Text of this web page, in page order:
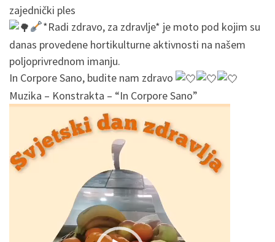
zajednički ples
*Radi zdravo, za zdravlje* je moto pod kojim su
danas provedene hortikulturne aktivnosti na našem
poljoprivrednom imanju.
In Corpore Sano, budite nam zdravo
Muzika – Konstrakta – “In Corpore Sano”